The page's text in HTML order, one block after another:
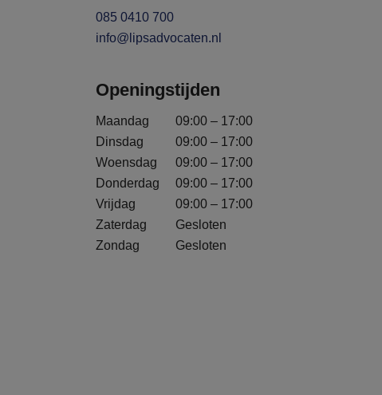
085 0410 700
info@lipsadvocaten.nl
Openingstijden
Maandag
09:00 – 17:00
Dinsdag
09:00 – 17:00
Woensdag
09:00 – 17:00
Donderdag
09:00 – 17:00
Vrijdag
09:00 – 17:00
Zaterdag
Gesloten
Zondag
Gesloten